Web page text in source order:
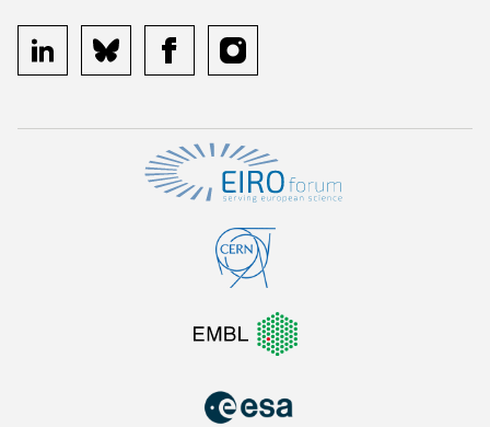
linkedin bluesky facebookinstagram